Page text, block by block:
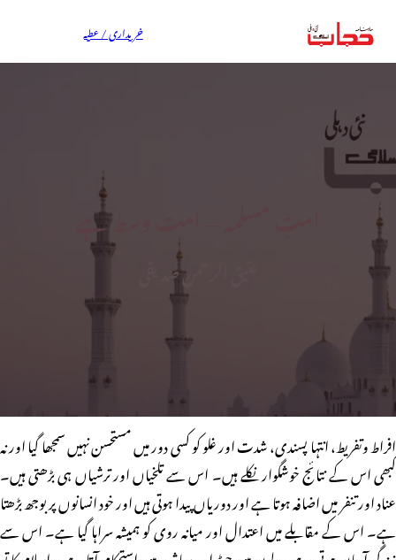
خریداری / عطیہ
امتِ مسلمہ — امتِ وسط ہے
عتیق الرحمن صدیقی
افراط وتفریط، انتہا پسندی، شدت اور غلو کو کسی دور میں مستحسن نہیں سمجھا گیا اور نہ
کبھی اس کے نتائج خوشگوار نکلے ہیں۔ اس سے تلخیاں اور ترشیاں ہی بڑھتی ہیں۔
عناد اور تنفر میں اضافہ ہوتا ہے اور دوریاں پیدا ہوتی ہیں اور خود انسانوں پر بوجھ بڑھتا
ہے۔ اس کے مقابلے میں اعتدال اور میانہ روی کو ہمیشہ سراہا گیا ہے۔ اس سے